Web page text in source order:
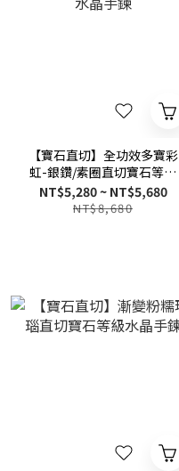
【寶石直切】全功效多寶彩
虹-銀鑽/素圈直切寶石等級
水晶手鍊
NT$5,280 ~ NT$5,680
NT$8,680